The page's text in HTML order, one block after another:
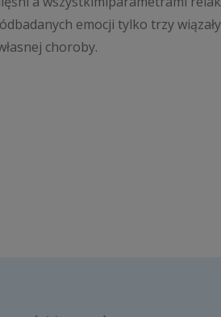
emocji tylko trzy
choroby.